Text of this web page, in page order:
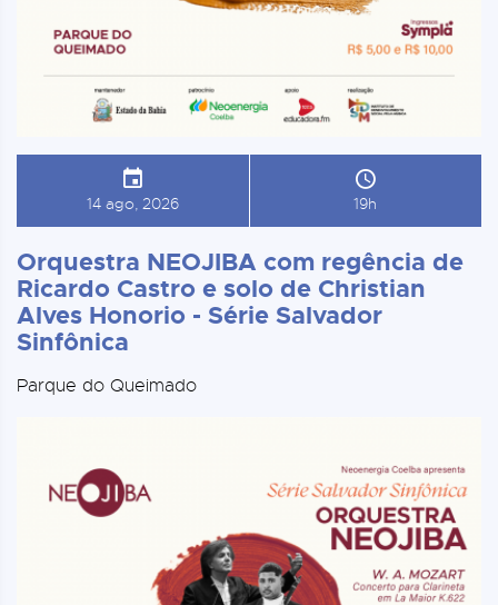
14 ago, 2026 19h
Orquestra NEOJIBA com regência de
Ricardo Castro e solo de Christian
Alves Honorio - Série Salvador
Sinfônica
Parque do Queimado